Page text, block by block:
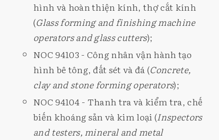
hình và hoàn thiện kính, thợ cắt kính
(Glass forming and finishing machine
operators and glass cutters);
NOC 94103 - Công nhân vận hành tạo
hình bê tông, đất sét và đá (Concrete,
clay and stone forming operators);
NOC 94104 - Thanh tra và kiểm tra, chế
biến khoáng sản và kim loại (Inspectors
and testers, mineral and metal